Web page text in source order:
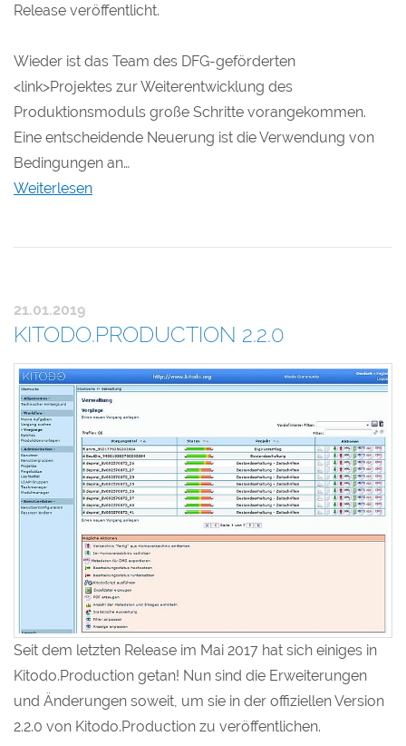
Release veröffentlicht.
Wieder ist das Team des DFG-geförderten
<link>Projektes zur Weiterentwicklung des
Produktionsmoduls große Schritte vorangekommen.
Eine entscheidende Neuerung ist die Verwendung von
Bedingungen an…
Weiterlesen
21.01.2019
KITODO.PRODUCTION 2.2.0
Seit dem letzten Release im Mai 2017 hat sich einiges in
Kitodo.Production getan! Nun sind die Erweiterungen
und Änderungen soweit, um sie in der offiziellen Version
2.2.0 von Kitodo.Production zu veröffentlichen.